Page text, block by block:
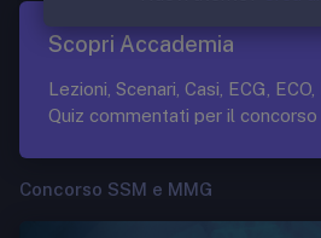
Scopri Accademia
Lezioni, Scenari, Casi, ECG, ECO,
Quiz commentati per il concorso
Concorso SSM e MMG